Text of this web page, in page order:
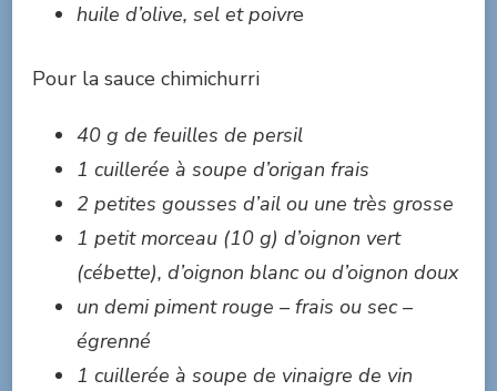
huile d’olive, sel et poivre
Pour la sauce chimichurri
40 g de feuilles de persil
1 cuillerée à soupe d’origan frais
2 petites gousses d’ail ou une très grosse
1 petit morceau (10 g) d’oignon vert
(cébette), d’oignon blanc ou d’oignon doux
un demi piment rouge – frais ou sec –
égrenné
1 cuillerée à soupe de vinaigre de vin